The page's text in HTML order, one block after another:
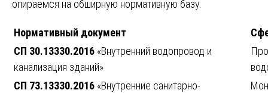
опираемся на обширную нормативную базу.
Нормативный документ
СП 30.13330.2016 «Внутренний водопровод и
канализация зданий»
СП 73.13330.2016 «Внутренние санитарно-